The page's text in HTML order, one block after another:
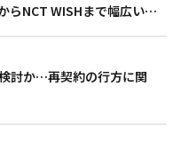
らNCT WISHまで幅広い世
討か…再契約の行方に関